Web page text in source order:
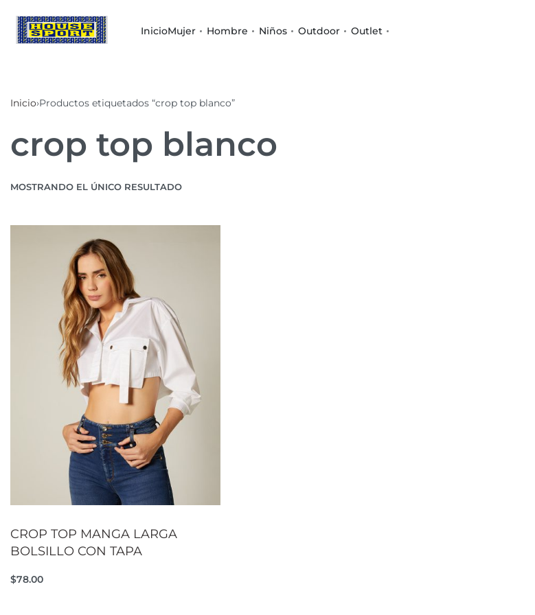
InicioMujer Hombre Niños Outdoor Outlet
Inicio›Productos etiquetados “crop top blanco”
crop top blanco
MOSTRANDO EL ÚNICO RESULTADO
CROP TOP MANGA LARGA
BOLSILLO CON TAPA
$78.00